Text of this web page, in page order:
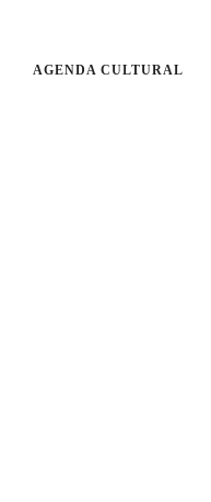
AGENDA CULTURAL